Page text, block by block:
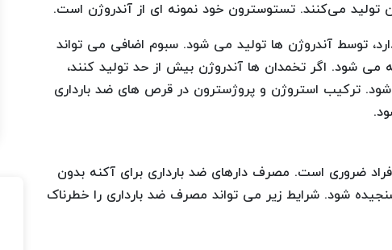
تولید می‌کنند. تستوسترون خود نمونه ای از آندروژن است.
توسط آندروژن ها تولید می شود. سبوم اضافی می تواند
شود. اگر تخمدان ها آندروژن بیش از حد تولید کنند،
ترکیب استروژن و پروژسترون در قرص های ضد بارداری
ضروری است. مصرف دارهای ضد بارداری برای آکنه بدون
شود. شرایط زیر می تواند مصرف ضد بارداری را خطرناک